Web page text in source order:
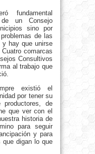
fundamental
un Consejo
sino por
de las
y hay que unirse
comarcas
Consultivos
al trabajo que
existió el
por tener su
productores, de
que ver con el
historia de
para seguir
y para
que digan lo que